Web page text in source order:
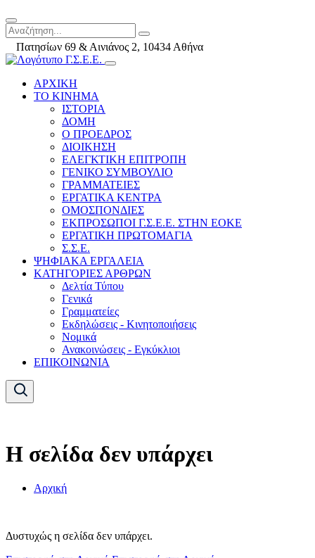
Πατησίων 69 & Αινιάνος 2, 10434 Αθήνα
ΑΡΧΙΚΗ
ΤΟ ΚΙΝΗΜΑ
ΙΣΤΟΡΙΑ
ΔΟΜΗ
Ο ΠΡΟΕΔΡΟΣ
ΔΙΟΙΚΗΣΗ
ΕΛΕΓΚΤΙΚΗ ΕΠΙΤΡΟΠΗ
ΓΕΝΙΚΟ ΣΥΜΒΟΥΛΙΟ
ΓΡΑΜΜΑΤΕΙΕΣ
ΕΡΓΑΤΙΚΑ ΚΕΝΤΡΑ
ΟΜΟΣΠΟΝΔΙΕΣ
ΕΚΠΡΟΣΩΠΟΙ Γ.Σ.Ε.Ε. ΣΤΗΝ ΕΟΚΕ
ΕΡΓΑΤΙΚΗ ΠΡΩΤΟΜΑΓΙΑ
Σ.Σ.Ε.
ΨΗΦΙΑΚΑ ΕΡΓΑΛΕΙΑ
ΚΑΤΗΓΟΡΙΕΣ ΑΡΘΡΩΝ
Δελτία Τύπου
Γενικά
Γραμματείες
Εκδηλώσεις - Κινητοποιήσεις
Νομικά
Ανακοινώσεις - Εγκύκλιοι
ΕΠΙΚΟΙΝΩΝΙΑ
Η σελίδα δεν υπάρχει
Αρχική
Δυστυχώς η σελίδα δεν υπάρχει.